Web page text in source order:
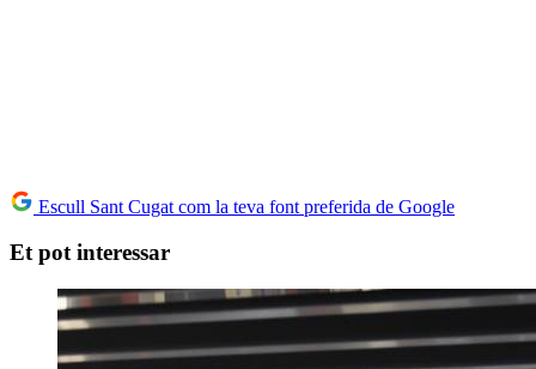
Escull Sant Cugat com la teva font preferida de Google
Et pot interessar